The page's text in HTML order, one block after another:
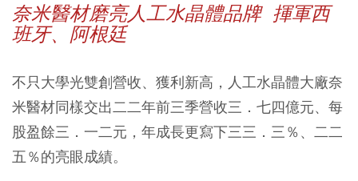
奈米醫材磨亮人工水晶體品牌 揮軍西
班牙、阿根廷
不只大學光雙創營收、獲利新高，人工水晶體大廠奈
米醫材同樣交出二二年前三季營收三．七四億元、每
股盈餘三．一二元，年成長更寫下三三．三％、二二
五％的亮眼成績。